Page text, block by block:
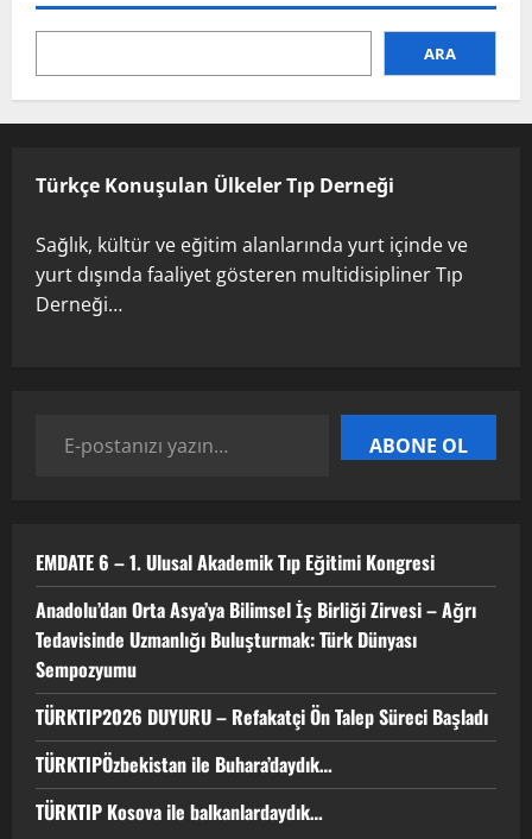
1
7 Ağustos 2026
2
Sempozyumu
3 Ağustos 2026
TÜRKTIP2026 DUYURU – Refakatçi Ön
Talep Süreci Başladı
TÜRKTIPÖzbekistan ile Buhara’daydık…
5
TÜRKTIP Kosova ile balkanlardaydık…
8 Nisan 2026
ARA
Türkçe Konuşulan Ülkeler Tıp Derneği
Sağlık, kültür ve eğitim alanlarında yurt içinde ve
yurt dışında faaliyet gösteren multidisipliner Tıp
Derneği…
ABONE OL
EMDATE 6 – 1. Ulusal Akademik Tıp Eğitimi Kongresi
Anadolu’dan Orta Asya’ya Bilimsel İş Birliği Zirvesi – Ağrı
Tedavisinde Uzmanlığı Buluşturmak: Türk Dünyası
Sempozyumu
TÜRKTIP2026 DUYURU – Refakatçi Ön Talep Süreci Başladı
TÜRKTIPÖzbekistan ile Buhara’daydık…
TÜRKTIP Kosova ile balkanlardaydık…